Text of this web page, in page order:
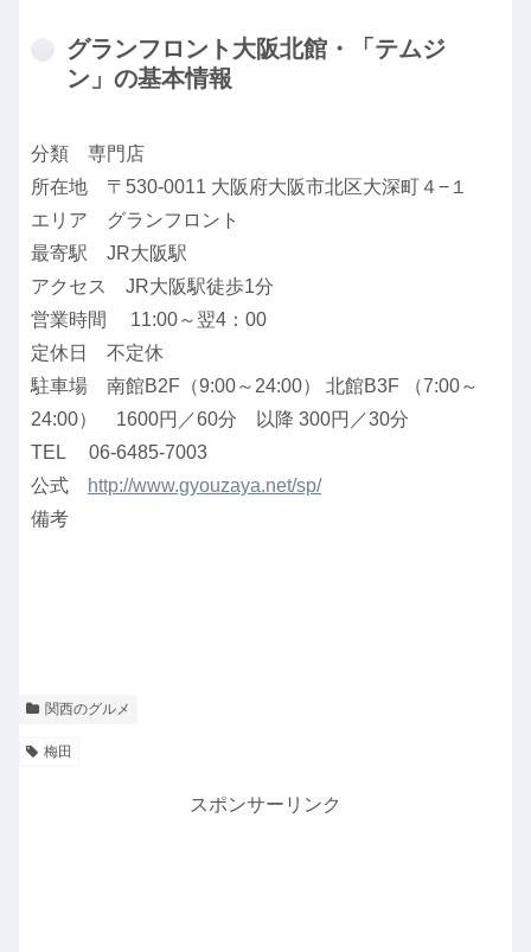
グランフロント大阪北館・「テムジ
ン」の基本情報
分類 専門店
所在地 〒530-0011 大阪府大阪市北区大深町４−１
エリア グランフロント
最寄駅 JR大阪駅
アクセス JR大阪駅徒歩1分
営業時間 11:00～翌4：00
定休日 不定休
駐車場 南館B2F（9:00～24:00） 北館B3F （7:00～
24:00） 1600円／60分 以降 300円／30分
TEL 06-6485-7003
公式
http://www.gyouzaya.net/sp/
備考
関西のグルメ
梅田
スポンサーリンク